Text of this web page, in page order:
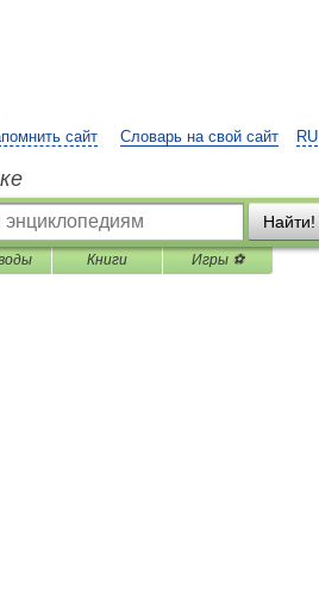
RU
сайт Словарь на свой сайт
Найти!
Книги Игры ⚽